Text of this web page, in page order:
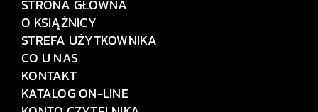
STRONA GŁÓWNA
O KSIĄŻNICY
STREFA UŻYTKOWNIKA
CO U NAS
KONTAKT
KATALOG ON-LINE